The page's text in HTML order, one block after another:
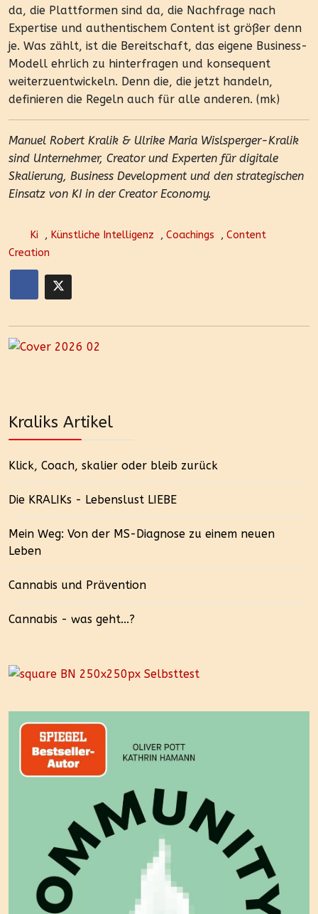
da, die Plattformen sind da, die Nachfrage nach
Expertise und authentischem Content ist größer denn
je. Was zählt, ist die Bereitschaft, das eigene Business-
Modell ehrlich zu hinterfragen und konsequent
weiterzuentwickeln. Denn die, die jetzt handeln,
definieren die Regeln auch für alle anderen. (mk)
Manuel Robert Kralik & Ulrike Maria Wislsperger-Kralik
sind Unternehmer, Creator und Experten für digitale
Skalierung, Business Development und den strategischen
Einsatz von KI in der Creator Economy.
Ki , Künstliche Intelligenz , Coachings , Content
Creation
Kraliks Artikel
Klick, Coach, skalier oder bleib zurück
Die KRALIKs - Lebenslust LIEBE
Mein Weg: Von der MS-Diagnose zu einem neuen
Leben
Cannabis und Prävention
Cannabis - was geht...?